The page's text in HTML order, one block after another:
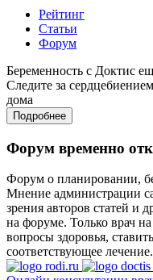
Рейтинг
Статьи
Форум
Беременность с Доктис
Следите за
дома
Подробнее
Форум временно
Форум о планировании,
Мнение администрации
зрения авторов статей и
на форуме. Только врач
вопросы здоровья,
соответствующее лечение.